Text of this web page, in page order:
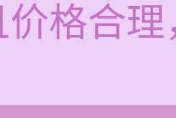
价格合